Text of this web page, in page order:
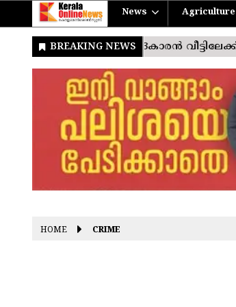
News Agriculture
HOME CRIME